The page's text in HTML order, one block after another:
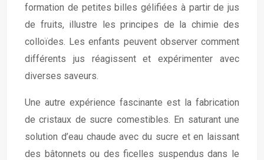
formation de petites billes gélifiées à partir de jus
de fruits, illustre les principes de la chimie des
colloïdes. Les enfants peuvent observer comment
différents jus réagissent et expérimenter avec
diverses saveurs.
Une autre expérience fascinante est la fabrication
de cristaux de sucre comestibles. En saturant une
solution d’eau chaude avec du sucre et en laissant
des bâtonnets ou des ficelles suspendus dans le